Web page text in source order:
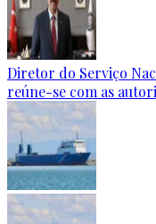
Diretor do Serviço
reúne-se com as